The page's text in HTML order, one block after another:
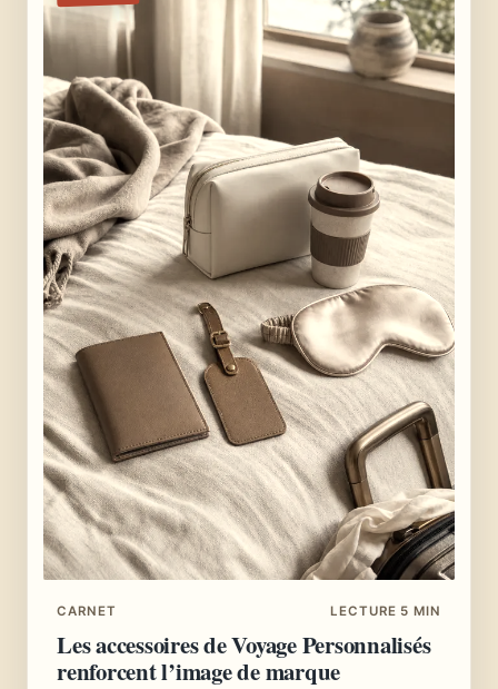
CARNET LECTURE 5 MIN
Les accessoires de Voyage Personnalisés
renforcent l’image de marque